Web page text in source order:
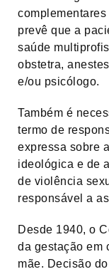
complementares
prevê que a
saúde
obstetra,
e/ou psicólogo.
Também é
termo de
expressa sobre
ideológica e de
de violência
responsável a
Desde 1940, o
da gestação em
mãe. Decisão